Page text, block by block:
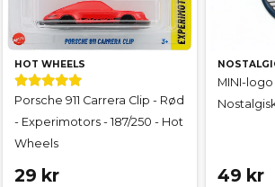
HOT WHEELS
Porsche 911 Carrera Clip - Rød
- Experimotors - 187/250 - Hot
Wheels
29 kr
MINI-
49 kr